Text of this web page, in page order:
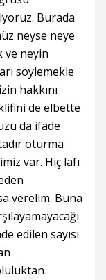
Burada
neyse neye
ve neyin
söylemekle
hakkını
de elbette
da ifade
oturma
var. Hiç lafı
verelim. Buna
edilen sayısı